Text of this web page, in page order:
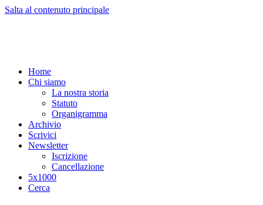
Salta al contenuto principale
Home
Chi siamo
La nostra storia
Statuto
Organigramma
Archivio
Scrivici
Newsletter
Iscrizione
Cancellazione
5x1000
Cerca